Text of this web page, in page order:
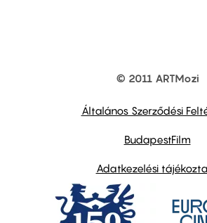
© 2011 ARTMozi
Általános Szerződési
BudapestFilm
Adatkezelési